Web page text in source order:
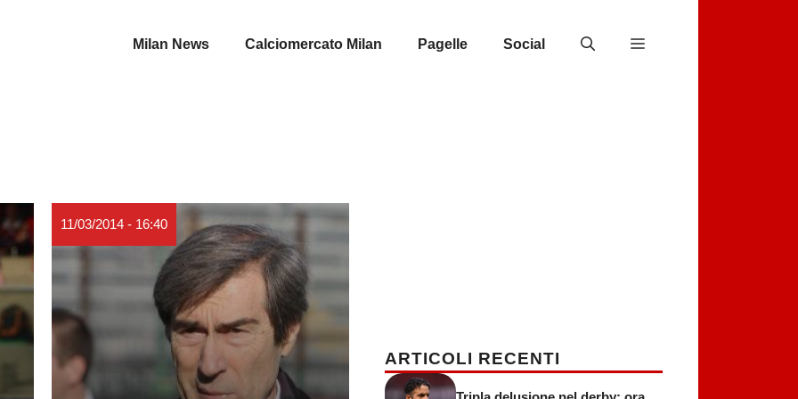
Milan News Calciomercato Milan Pagelle Social
11/03/2014 - 16:40
ARTICOLI RECENTI